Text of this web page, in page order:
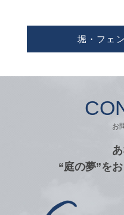
堀・フェ
お
“庭の夢”を